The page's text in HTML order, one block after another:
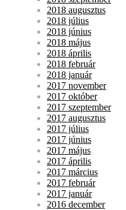
2018 augusztus
2018 július
2018 június
2018 május
2018 április
2018 február
2018 január
2017 november
2017 október
2017 szeptember
2017 augusztus
2017 július
2017 június
2017 május
2017 április
2017 március
2017 február
2017 január
2016 december